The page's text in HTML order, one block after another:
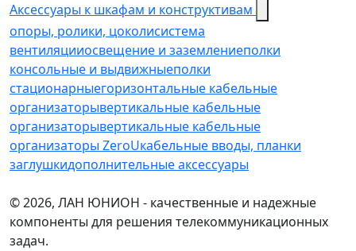
Аксессуары к шкафам и конструктивам
опоры, ролики, цоколиcистема
вентиляцииосвещение и заземлениеполки
консольные и выдвижныеполки
стационарныегоризонтальные кабельные
организаторывертикальные кабельные
организаторывертикальные кабельные
организаторы ZeroUкабельные вводы, планки
заглушкидополнительные аксессуары
© 2026, ЛАН ЮНИОН - качественные и надежные
компоненты для решения телекоммуникационных
задач.